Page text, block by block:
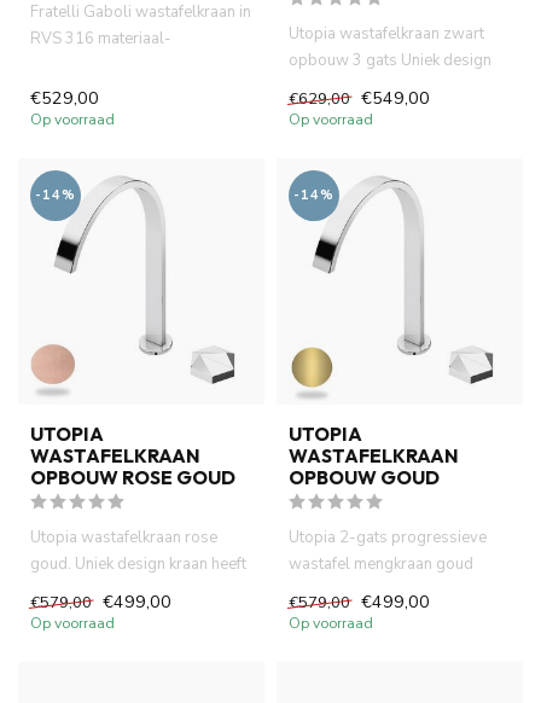
Fratelli Gaboli wastafelkraan in
RVS 316 materiaal-
opbouw...
€529,00
Op voorraad
Utopia wastafelkraan zwart
opbouw 3 gats Uniek design
kraan heeft progressive...
€629,00 €549,00
Op voorraad
-14%
UTOPIA
WASTAFELKRAAN
OPBOUW ROSE GOUD
Utopia wastafelkraan rose
goud. Uniek design kraan heeft
progressive controle ...
€579,00 €499,00
Op voorraad
-14%
UTOPIA
WASTAFELKRAAN
OPBOUW GOUD
Utopia 2-gats progressieve
wastafel mengkraan goud
kraangat in het blad. Uniek ...
€579,00 €499,00
Op voorraad